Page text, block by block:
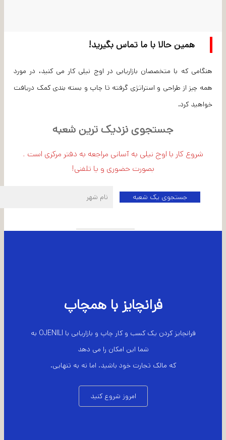
همین حالا با ما تماس بگیرید!
هنگامی که با متخصصان بازاریابی در اوج نیلی کار می کنید، در مورد
همه چیز از طراحی و استراتژی گرفته تا چاپ و بسته بندی کمک دریافت
خواهید کرد.
جستجوی نزدیک ترین شعبه
شروع کار با اوج نیلی به آسانی مراجعه به دفتر مرکزی است .
بصورت حضوری و یا تلفنی!
فرانچایز با همچاپ
فرانچایز کردن یک کسب و کار چاپ و بازاریابی با OJENILI به
شما این امکان را می دهد
که مالک تجارت خود باشید. اما نه به تنهایی.
امروز شروع کنید